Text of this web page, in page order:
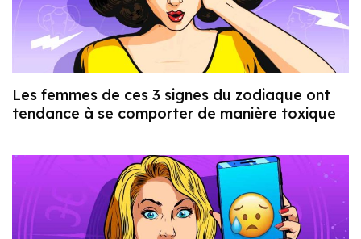
Les femmes de ces 3 signes du zodiaque ont
tendance à se comporter de manière toxique